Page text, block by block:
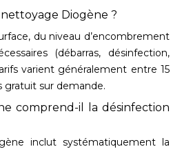
Diogène ?
du niveau d’encombrement
(débarras, désinfection,
varient généralement entre15
gratuit sur demande.
comprend-il la désinfection
inclut systématiquement la